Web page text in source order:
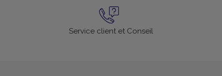
Service client et Conseil